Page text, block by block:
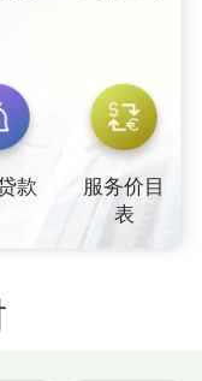
款
服务价目
表